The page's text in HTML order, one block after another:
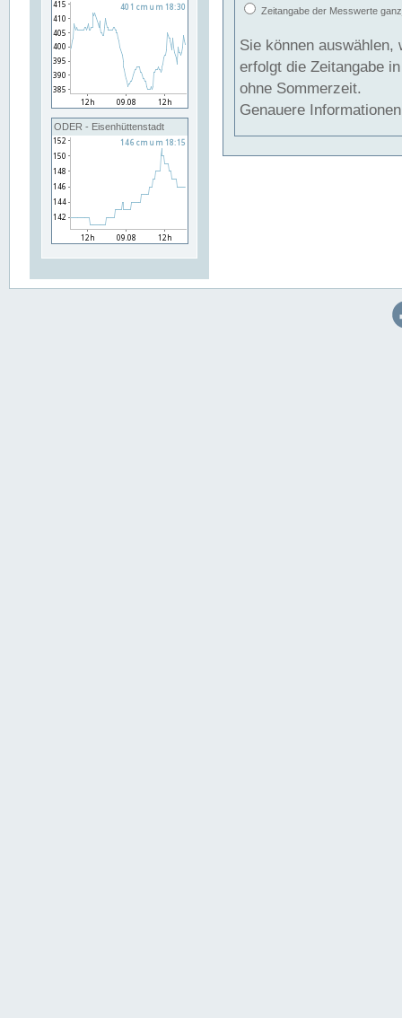
ODER - Eisenhüttenstadt
Zeitangabe der Messwerte
Sie können auswählen,
erfolgt die Zeitangabe
ohne Sommerzeit.
Genauere